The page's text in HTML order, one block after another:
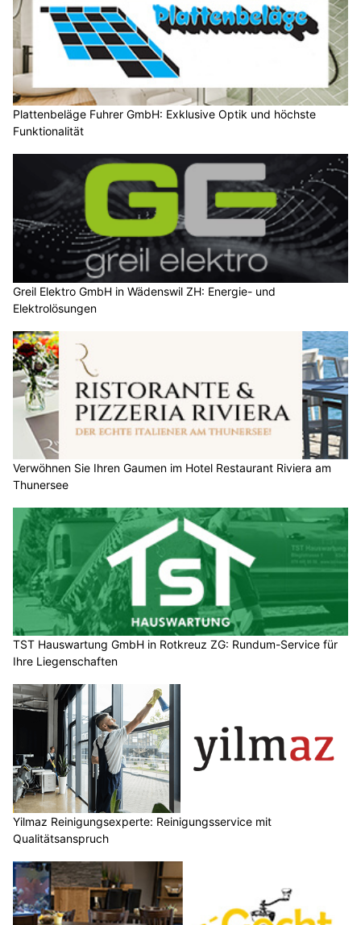
Plattenbeläge Fuhrer GmbH: Exklusive Optik und höchste
Funktionalität
Greil Elektro GmbH in Wädenswil ZH: Energie- und
Elektrolösungen
Verwöhnen Sie Ihren Gaumen im Hotel Restaurant Riviera am
Thunersee
TST Hauswartung GmbH in Rotkreuz ZG: Rundum-Service für
Ihre Liegenschaften
Yilmaz Reinigungsexperte: Reinigungsservice mit
Qualitätsanspruch